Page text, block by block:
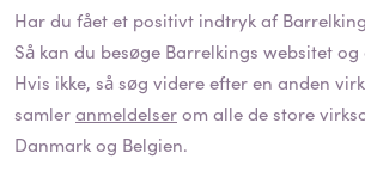
Har du fået et positivt indtryk af
Så kan du besøge Barrelkings websitet
Hvis ikke, så søg videre efter en anden
samleranmeldelserom alle de store
Danmark og Belgien.